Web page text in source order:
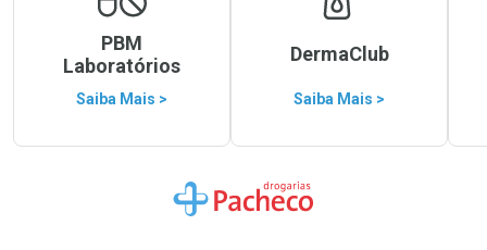
PBM
Laboratórios
Saiba Mais >
DermaClub
Saiba Mais >
Ir para a Home